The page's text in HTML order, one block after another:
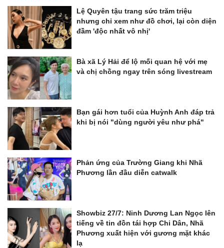
Lệ Quyên tậu trang sức trăm triệu
nhưng chỉ xem như đồ chơi, lại còn diện
đầm 'độc nhất vô nhị'
Bà xã Lý Hải để lộ mối quan hệ với mẹ
và chị chồng ngay trên sóng livestream
Bạn gái hơn tuổi của Huỳnh Anh đáp trả
khi bị nói "dùng người yêu như phá"
Phản ứng của Trường Giang khi Nhã
Phương lần đầu diễn catwalk
Showbiz 27/7: Ninh Dương Lan Ngọc lên
tiếng về tin đồn tái hợp Chi Dân, Nhã
Phương xuất hiện với gương mặt khác
lạ